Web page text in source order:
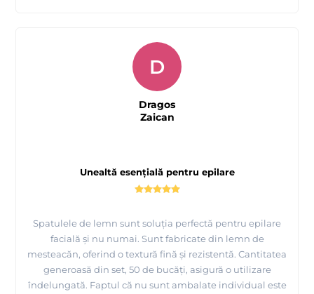
Unealtă esențială pentru epilare
Spatulele de lemn sunt soluția perfectă pentru epilare
facială și nu numai. Sunt fabricate din lemn de
mesteacăn, oferind o textură fină și rezistentă. Cantitatea
generoasă din set, 50 de bucăți, asigură o utilizare
îndelungată. Faptul că nu sunt ambalate individual este
D
Dragos
Zaican